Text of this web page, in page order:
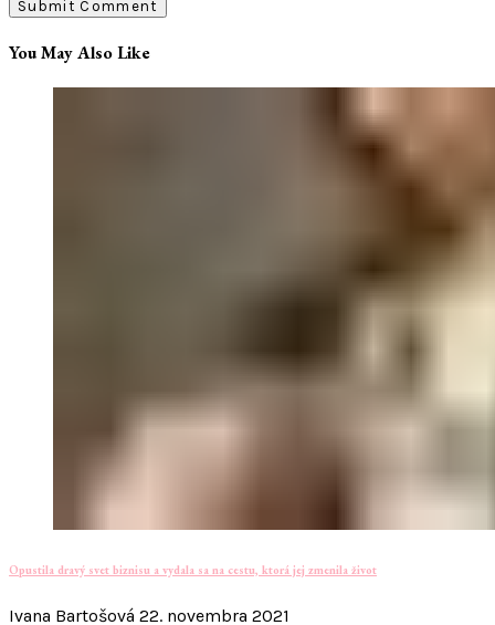
You May Also Like
Opustila dravý svet biznisu a vydala sa na cestu, ktorá jej zmenila život
Ivana Bartošová 22. novembra 2021